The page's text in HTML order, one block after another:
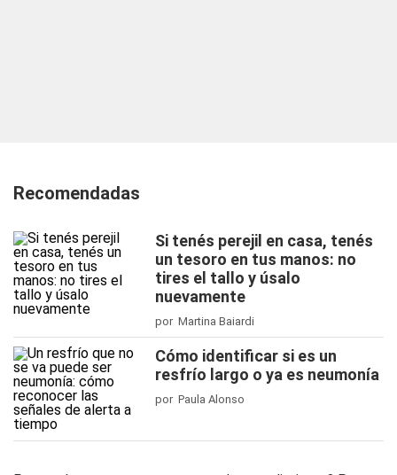
Recomendadas
Si tenés perejil en casa, tenés
un tesoro en tus manos: no
tires el tallo y úsalo
nuevamente
por Martina Baiardi
Cómo identificar si es un
resfrío largo o ya es neumonía
por Paula Alonso